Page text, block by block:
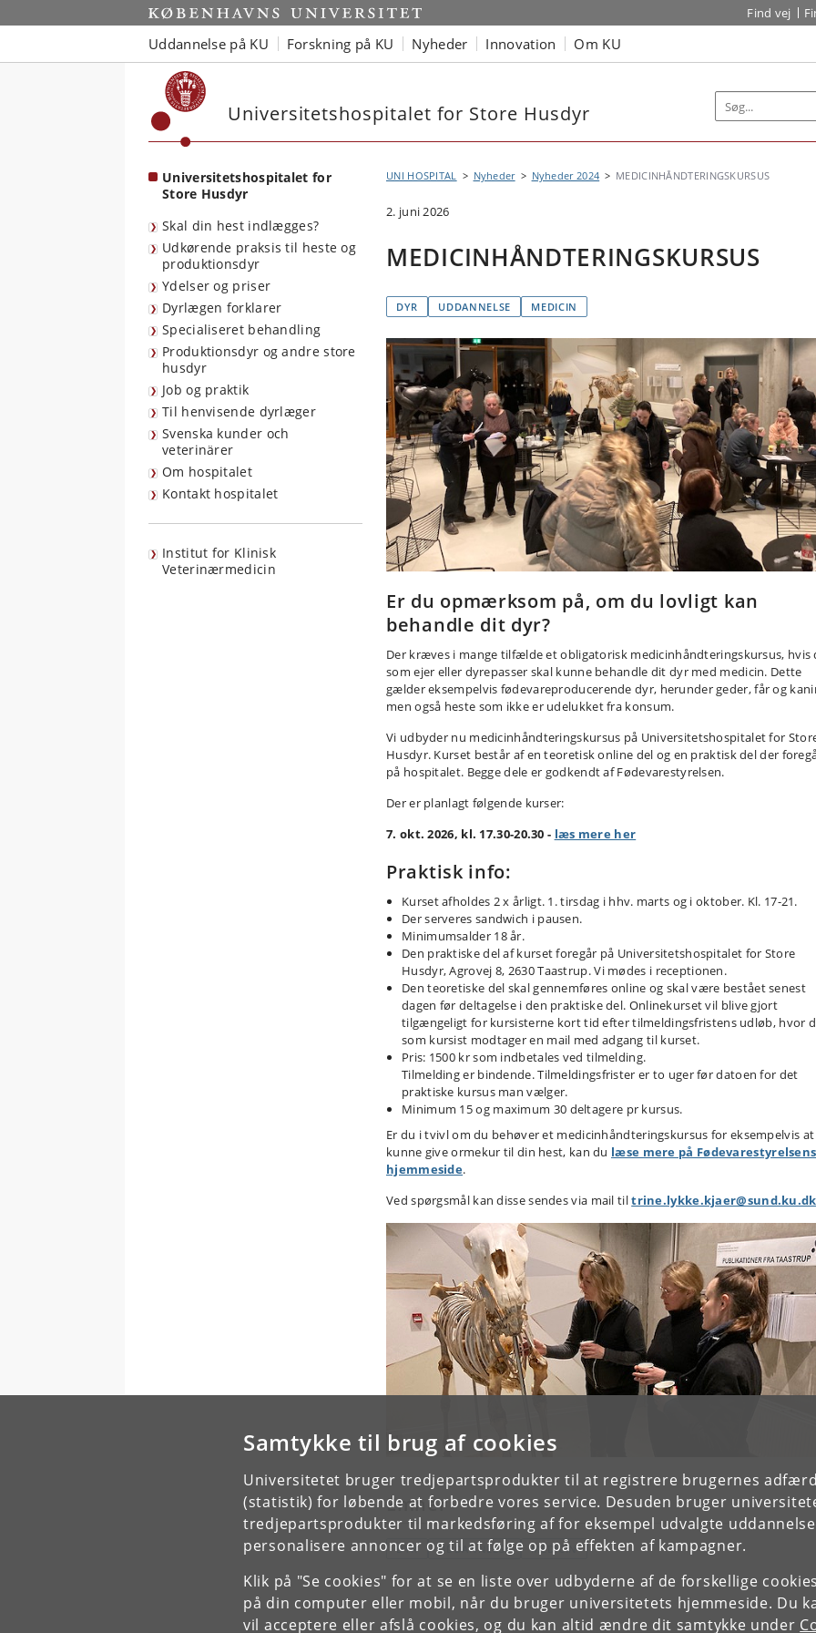
Samtykke til brug af cookies
Universitetet bruger tredjepartsprodukter til at registrere brugernes
(statistik) for løbende at forbedre vores service. Desuden bruger
tredjepartsprodukter til markedsføring af for eksempel udvalgte
personalisere annoncer og til at følge op på effekten af kampagner.
Klik på "Se cookies" for at se en liste over udbyderne af de forskellige
på din computer eller mobil, når du bruger universitetets hjemmeside. Du
vil acceptere eller afslå cookies, og du kan altid ændre dit samtykke under
Start Find vej
Uddannelse på KU Forskning på KU Nyheder Innovation Om KU
Universitetshospitalet for Store Husdyr
Universitetshospitalet for
Store Husdyr
Skal din hest indlægges?
Udkørende praksis til heste og
produktionsdyr
Ydelser og priser
Dyrlægen forklarer
Specialiseret behandling
Produktionsdyr og andre store
husdyr
Job og praktik
Til henvisende dyrlæger
Svenska kunder och
veterinärer
Om hospitalet
Kontakt hospitalet
Institut for Klinisk
Veterinærmedicin
UNI HOSPITAL Nyheder Nyheder 2024 MEDICINHÅNDTERINGSKURSUS
2. juni 2026
MEDICINHÅNDTERINGSKURSUS
DYR UDDANNELSE MEDICIN
Er du opmærksom på, om du lovligt kan
behandle dit dyr?
Der kræves i mange tilfælde et obligatorisk medicinhåndteringskursus, hvis
som ejer eller dyrepasser skal kunne behandle dit dyr med medicin. Dette
gælder eksempelvis fødevareproducerende dyr, herunder geder, får og
men også heste som ikke er udelukket fra konsum.
Vi udbyder nu medicinhåndteringskursus på Universitetshospitalet for
Husdyr. Kurset består af en teoretisk online del og en praktisk del der
på hospitalet. Begge dele er godkendt af Fødevarestyrelsen.
Der er planlagt følgende kurser:
7. okt. 2026, kl. 17.30-20.30 - læs mere her
Praktisk info:
Kurset afholdes 2 x årligt. 1. tirsdag i hhv. marts og i oktober. Kl. 17-21.
Der serveres sandwich i pausen.
Minimumsalder 18 år.
Den praktiske del af kurset foregår på Universitetshospitalet for Store
Husdyr, Agrovej 8, 2630 Taastrup. Vi mødes i receptionen.
Den teoretiske del skal gennemføres online og skal være bestået senest
dagen før deltagelse i den praktiske del. Onlinekurset vil blive gjort
tilgængeligt for kursisterne kort tid efter tilmeldingsfristens udløb, hvor
som kursist modtager en mail med adgang til kurset.
Pris: 1500 kr som indbetales ved tilmelding.
Tilmelding er bindende. Tilmeldingsfrister er to uger før datoen for det
praktiske kursus man vælger.
Minimum 15 og maximum 30 deltagere pr kursus.
Er du i tvivl om du behøver et medicinhåndteringskursus for eksempelvis at
kunne give ormekur til din hest, kan du læse mere på Fødevarestyrelsens
hjemmeside.
Ved spørgsmål kan disse sendes via mail tiltrine.lykke.kjaer@sund.ku.dk
Emner
DYR UDDANNELSE MEDICIN